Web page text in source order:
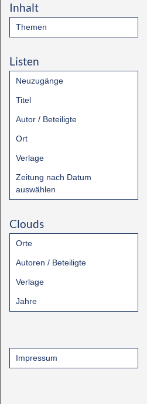
Inhalt
Themen
Listen
Neuzugänge
Titel
Autor / Beteiligte
Ort
Verlage
Zeitung nach Datum
auswählen
Clouds
Orte
Autoren / Beteiligte
Verlage
Jahre
Impressum